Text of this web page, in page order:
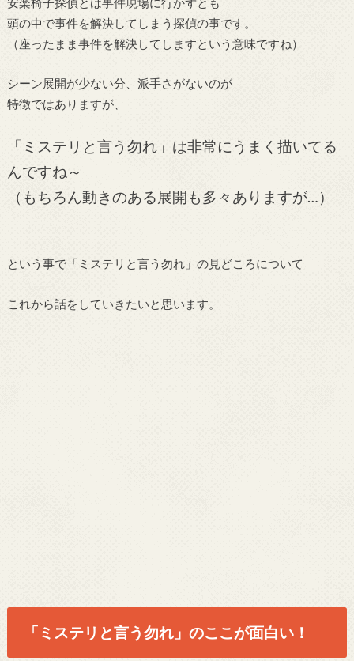
頭の中で事件を解決してしまう探偵の事です。
（座ったまま事件を解決してしますという意味ですね）
シーン展開が少ない分、派手さがないのが
特徴ではありますが、
「ミステリと言う勿れ」は非常にうまく描いてる
んですね～
（もちろん動きのある展開も多々ありますが…）
という事で「ミステリと言う勿れ」の見どころについて
これから話をしていきたいと思います。
「ミステリと言う勿れ」のここが面白い！